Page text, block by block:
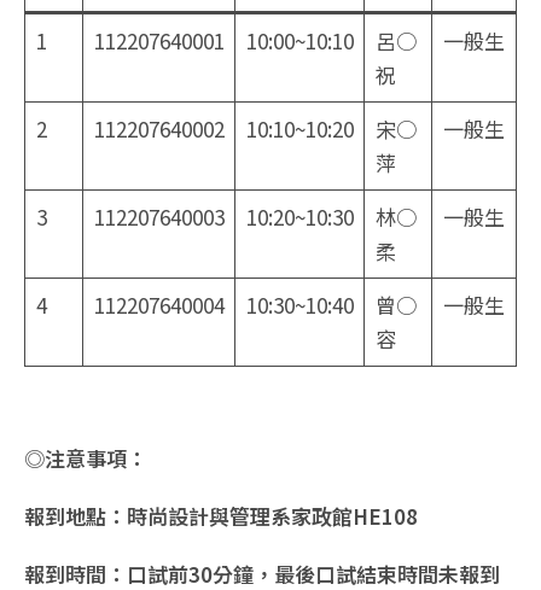
1
112207640001 10:00~10:10
呂○
祝
一般生
2 112207640002 10:10~10:20
宋○
萍
一般生
3 112207640003 10:20~10:30
林○
柔
一般生
4 112207640004 10:30~10:40
曾○
容
一般生
◎注意事項：
報到地點：時尚設計與管理系家政館HE108
報到時間：口試前30分鐘，最後口試結束時間未報到